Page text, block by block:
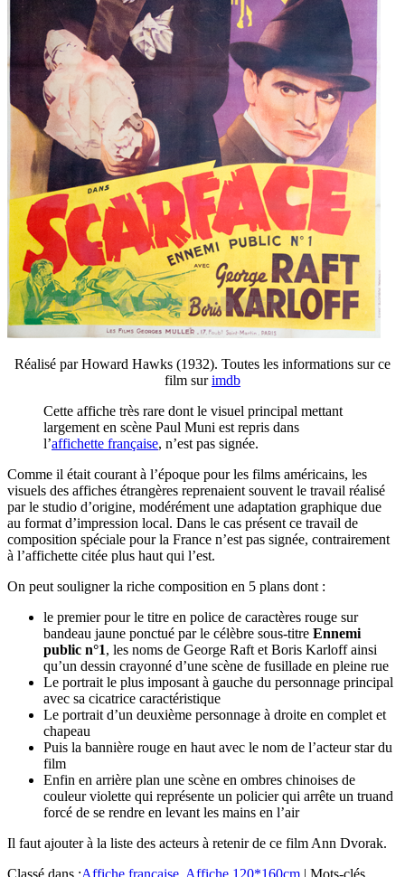
Réalisé par Howard Hawks (1932). Toutes les informations sur ce
film surimdb
Cette affiche très rare dont le visuel principal mettant
largement en scène Paul Muni est repris dans
l’affichette française, n’est pas signée.
Comme il était courant à l’époque pour les films américains, les
visuels des affiches étrangères reprenaient souvent le travail réalisé
par le studio d’origine, modérément une adaptation graphique due
au format d’impression local. Dans le cas présent ce travail de
composition spéciale pour la France n’est pas signée, contrairement
à l’affichette citée plus haut qui l’est.
On peut souligner la riche composition en 5 plans dont :
le premier pour le titre en police de caractères rouge sur
bandeau jaune ponctué par le célèbre sous-titre Ennemi
public n°1, les noms de George Raft et Boris Karloff ainsi
qu’un dessin crayonné d’une scène de fusillade en pleine rue
Le portrait le plus imposant à gauche du personnage principal
avec sa cicatrice caractéristique
Le portrait d’un deuxième personnage à droite en complet et
chapeau
Puis la bannière rouge en haut avec le nom de l’acteur star du
film
Enfin en arrière plan une scène en ombres chinoises de
couleur violette qui représente un policier qui arrête un truand
forcé de se rendre en levant les mains en l’air
Il faut ajouter à la liste des acteurs à retenir de ce film Ann Dvorak.